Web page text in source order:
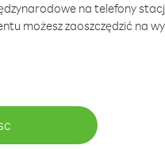
na telefony
możesz zaoszczędzić na